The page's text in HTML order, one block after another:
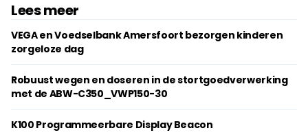
Lees meer
VEGA en Voedselbank Amersfoort bezorgen kinderen
zorgeloze dag
Robuust wegen en doseren in de stortgoedverwerking
met de ABW-C350_VWP150-30
K100 Programmeerbare Display Beacon